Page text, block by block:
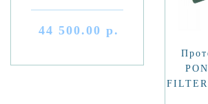
44 500.00 р.